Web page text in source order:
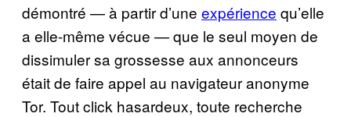
démontré — à partir d’une expérience qu’elle
a elle-même vécue — que le seul moyen de
dissimuler sa grossesse aux annonceurs
était de faire appel au navigateur anonyme
Tor. Tout click hasardeux, toute recherche